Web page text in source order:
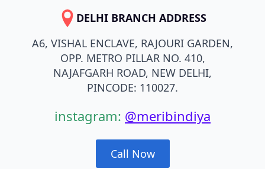
DELHI BRANCH ADDRESS
A6, VISHAL ENCLAVE, RAJOURI GARDEN,
OPP. METRO PILLAR NO. 410,
NAJAFGARH ROAD, NEW DELHI,
PINCODE: 110027.
instagram: @meribindiya
Call Now